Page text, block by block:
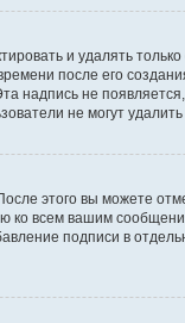
и удалять
после его
надпись не
не могут
этого вы можете
всем вашим
подписи в